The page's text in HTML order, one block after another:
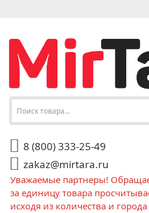
8 (800) 333-25-49
zakaz@mirtara.ru
Уважаемые партнеры!
за единицу товара
исходя из количества и